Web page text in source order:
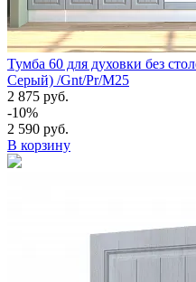
Тумба 60 для духовки без
Серый) /Gnt/Pr/М25
2 875 руб.
-10%
2 590 руб.
В корзину